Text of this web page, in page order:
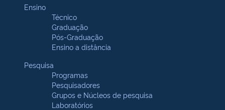
Ensino
Técnico
Graduação
Pós-Graduação
Ensino a distância
Pesquisa
Programas
Pesquisadores
Grupos e Núcleos de pesquisa
Laboratórios